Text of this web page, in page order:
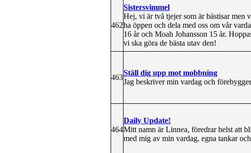
462
Sistersvimmel
Hej, vi är två tjejer som är bästisar men
ha öppen och dela med oss om vår
16 år och Moah Johansson 15 år.
vi ska göra de bästa utav den!
463
Ställ dig upp mot mobbning
Jag beskriver min vardag och
464
Daily Update!
Mitt namn är Linnea, föredrar helst att
med mig av min vardag, egna tankar